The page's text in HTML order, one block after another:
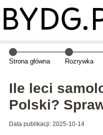
Strona główna Rozrywka
Ile leci
Polski?
Data publikacji: 2025-10-14